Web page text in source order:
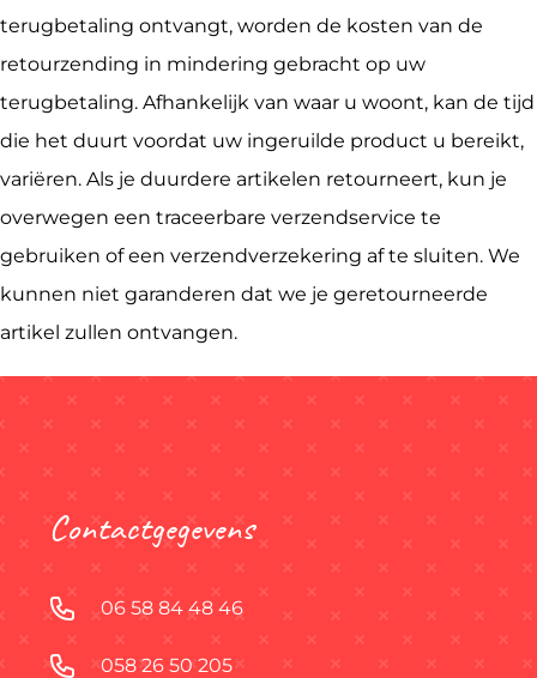
terugbetaling ontvangt, worden de kosten van de
retourzending in mindering gebracht op uw
terugbetaling. Afhankelijk van waar u woont, kan de tijd
die het duurt voordat uw ingeruilde product u bereikt,
variëren. Als je duurdere artikelen retourneert, kun je
overwegen een traceerbare verzendservice te
gebruiken of een verzendverzekering af te sluiten. We
kunnen niet garanderen dat we je geretourneerde
artikel zullen ontvangen.
Contactgegevens
06 58 84 48 46
058 26 50 205